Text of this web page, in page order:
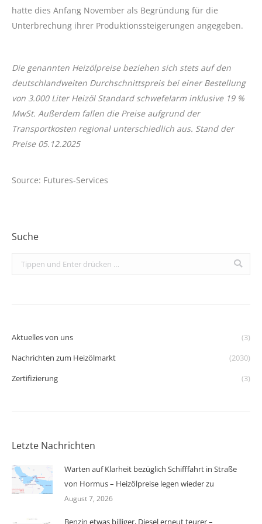
hatte dies Anfang November als Begründung für die
Unterbrechung ihrer Produktionssteigerungen angegeben.
Die genannten Heizölpreise beziehen sich stets auf den
deutschlandweiten Durchschnittspreis bei einer Bestellung
von 3.000 Liter Heizöl Standard schwefelarm inklusive 19 %
MwSt. Außerdem fallen die Preise aufgrund der
Transportkosten regional unterschiedlich aus. Stand der
Preise 05.12.2025
Source: Futures-Services
Suche
Search:
Aktuelles von uns
(3)
Nachrichten zum Heizölmarkt
(2030)
Zertifizierung
(3)
Letzte Nachrichten
Warten auf Klarheit bezüglich Schifffahrt in Straße
von Hormus – Heizölpreise legen wieder zu
August 7, 2026
Benzin etwas billiger, Diesel erneut teurer –